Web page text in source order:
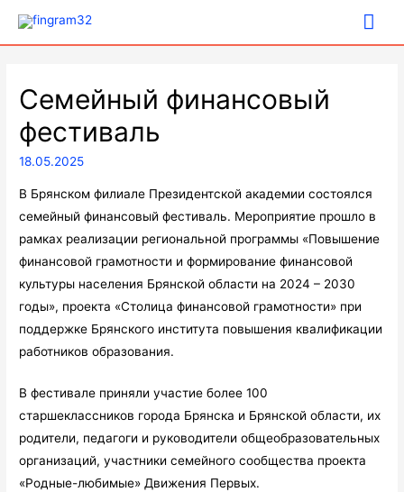
Семейный финансовый
фестиваль
18.05.2025
В Брянском филиале Президентской академии состоялся
семейный финансовый фестиваль. Мероприятие прошло в
рамках реализации региональной программы «Повышение
финансовой грамотности и формирование финансовой
культуры населения Брянской области на 2024 – 2030
годы», проекта «Столица финансовой грамотности» при
поддержке Брянского института повышения квалификации
работников образования.
В фестивале приняли участие более 100
старшеклассников города Брянска и Брянской области, их
родители, педагоги и руководители общеобразовательных
организаций, участники семейного сообщества проекта
«Родные-любимые» Движения Первых.